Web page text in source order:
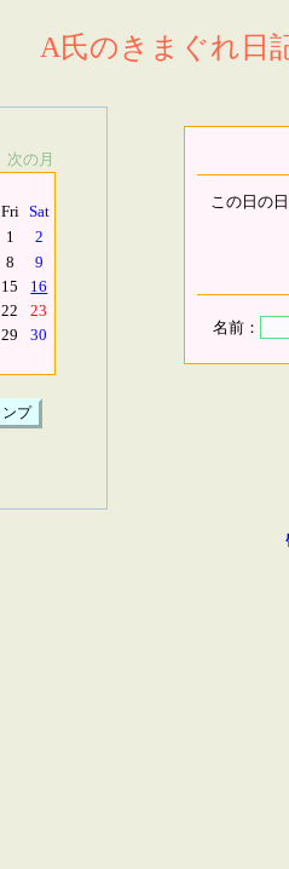
A氏のきまぐれ日
次の月
Fri Sat
1
2
8
9
15
16
22
23
29
30
この日の
名前：